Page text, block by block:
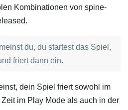
Kombinationen von spine-
du, du startest das Spiel,
friert dann ein.
dein Spiel friert sowohl im
im Play Mode als auch in der